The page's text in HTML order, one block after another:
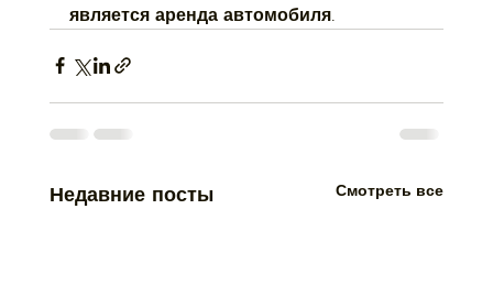
является аренда автомобиля.
Недавние посты Смотреть все